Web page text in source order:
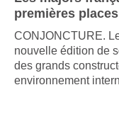
Les majors
premières places
CONJONCTURE.
nouvelle édition de
des grands